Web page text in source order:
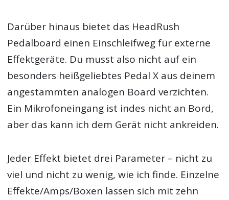
Darüber hinaus bietet das HeadRush
Pedalboard einen Einschleifweg für externe
Effektgeräte. Du musst also nicht auf ein
besonders heißgeliebtes Pedal X aus deinem
angestammten analogen Board verzichten.
Ein Mikrofoneingang ist indes nicht an Bord,
aber das kann ich dem Gerät nicht ankreiden.
Jeder Effekt bietet drei Parameter – nicht zu
viel und nicht zu wenig, wie ich finde. Einzelne
Effekte/Amps/Boxen lassen sich mit zehn